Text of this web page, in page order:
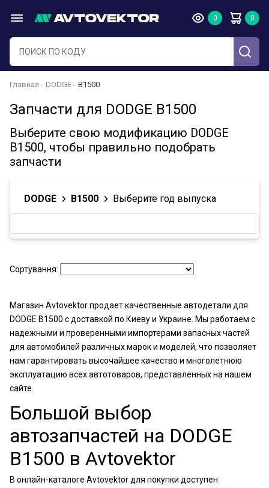
Главная DODGE B1500
Запчасти для DODGE B1500
Выберите свою модификацию DODGE
B1500, чтобы правильно подобрать
запчасти
DODGE B1500 Выберите год выпуска
Сортування:
Магазин Avtovektor продает качественные автодетали для
DODGE B1500 с доставкой по Киеву и Украине. Мы работаем с
надежными и проверенными импортерами запасных частей
для автомобилей различных марок и моделей, что позволяет
нам гарантировать высочайшее качество и многолетнюю
эксплуатацию всех автотоваров, представленных на нашем
сайте.
Большой выбор
автозапчастей на DODGE
B1500 в Avtovektor
В онлайн-каталоге Avtovektor для покупки доступен